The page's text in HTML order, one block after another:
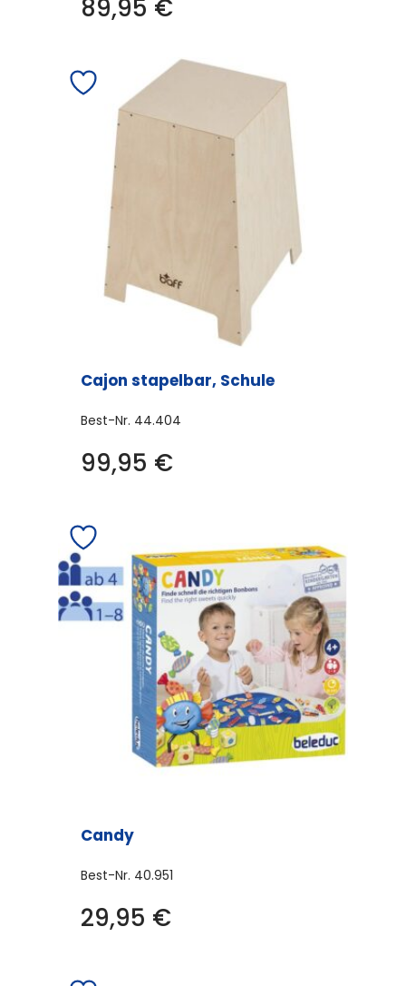
89,95 €
Cajon stapelbar, Schule
Best-Nr. 44.404
99,95 €
Candy
Best-Nr. 40.951
29,95 €